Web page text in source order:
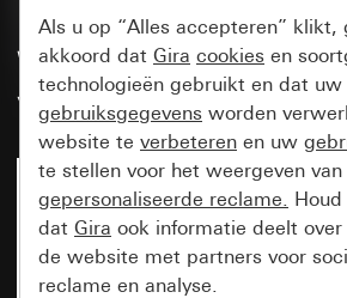
Wippenset 2-voudig
voor tastsensor 4.95
Als u op “Alles accepteren” klikt,
akkoord dat Gira cookies en
technologieën gebruikt en dat uw
gebruiksgegevens worden
website te verbeteren en uw
te stellen voor het weergeven van
gepersonaliseerde reclame.
dat Gira ook informatie deelt
de website met partners voor
reclame en analyse.